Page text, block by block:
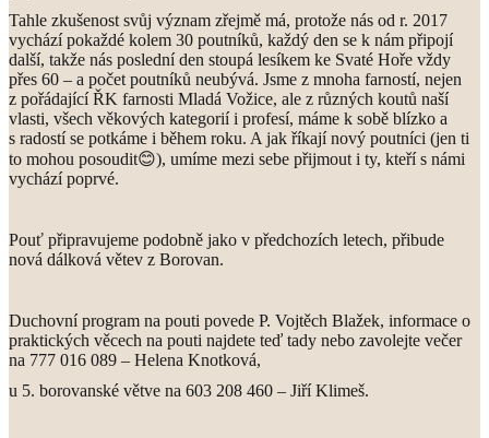
Tahle zkušenost svůj význam zřejmě má, protože nás od r. 2017
vychází pokaždé kolem 30 poutníků, každý den se k nám připojí
další, takže nás poslední den stoupá lesíkem ke Svaté Hoře vždy
přes 60 – a počet poutníků neubývá. Jsme z mnoha farností, nejen
z pořádající ŘK farnosti Mladá Vožice, ale z různých koutů naší
vlasti, všech věkových kategorií i profesí, máme k sobě blízko a
s radostí se potkáme i během roku. A jak říkají nový poutníci (jen ti
to mohou posoudit😊), umíme mezi sebe přijmout i ty, kteří s námi
vychází poprvé.
Pouť připravujeme podobně jako v předchozích letech, přibude
nová dálková větev z Borovan.
Duchovní program na pouti povede P. Vojtěch Blažek, informace o
praktických věcech na pouti najdete teď tady nebo zavolejte večer
na 777 016 089 – Helena Knotková,
u 5. borovanské větve na 603 208 460 – Jiří Klimeš.